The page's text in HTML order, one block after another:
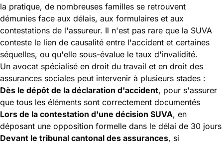
la pratique, de nombreuses familles se retrouvent
démunies face aux délais, aux formulaires et aux
contestations de l'assureur. Il n'est pas rare que la SUVA
conteste le lien de causalité entre l'accident et certaines
séquelles, ou qu'elle sous-évalue le taux d'invalidité.
Un avocat spécialisé en droit du travail et en droit des
assurances sociales peut intervenir à plusieurs stades :
Dès le dépôt de la déclaration d'accident, pour s'assurer
que tous les éléments sont correctement documentés
Lors de la contestation d'une décision SUVA, en
déposant une opposition formelle dans le délai de 30 jours
Devant le tribunal cantonal des assurances, si